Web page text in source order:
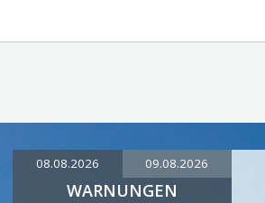
08.08.2026 09.08.2026
WARNUNGEN